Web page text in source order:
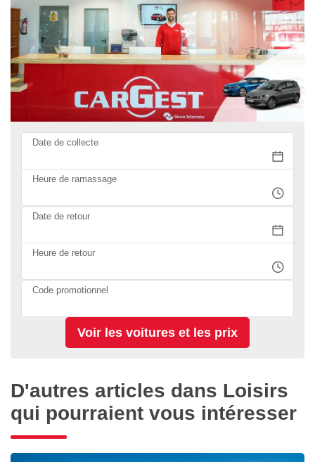
Date de collecte
Heure de ramassage
Date de retour
Heure de retour
Code promotionnel
D'autres articles dans Loisirs
qui pourraient vous intéresser